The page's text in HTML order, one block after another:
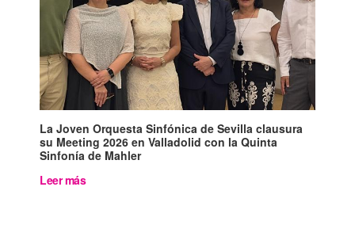
La Joven Orquesta Sinfónica de Sevilla clausura
su Meeting 2026 en Valladolid con la Quinta
Sinfonía de Mahler
Leer más